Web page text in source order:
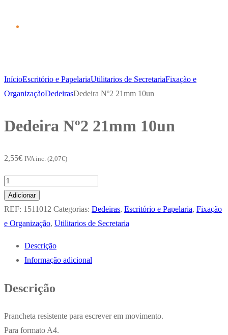
InícioEscritório e PapelariaUtilitarios de SecretariaFixação e
OrganizaçãoDedeirasDedeira Nº2 21mm 10un
Dedeira Nº2 21mm 10un
2,55€ IVA inc. (2,07€)
Quantidade
de
Dedeira
Nº2
Adicionar
REF: 1511012 Categorias: Dedeiras, Escritório e Papelaria, Fixação
e Organização, Utilitarios de Secretaria
Descrição
Informação adicional
Descrição
Prancheta resistente para escrever em movimento.
Para formato A4.